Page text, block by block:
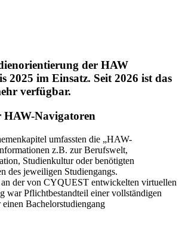
der HAW
2025 im Einsatz. Seit 2026 ist das
verfügbar.
HAW-Navigatoren
umfassten die „HAW-
z.B. zur Berufswelt,
Studienkultur oder benötigten
des jeweiligen Studiengangs.
der von CYQUEST entwickelten virtuellen
war Pflichtbestandteil einer vollständigen
Bachelorstudiengang